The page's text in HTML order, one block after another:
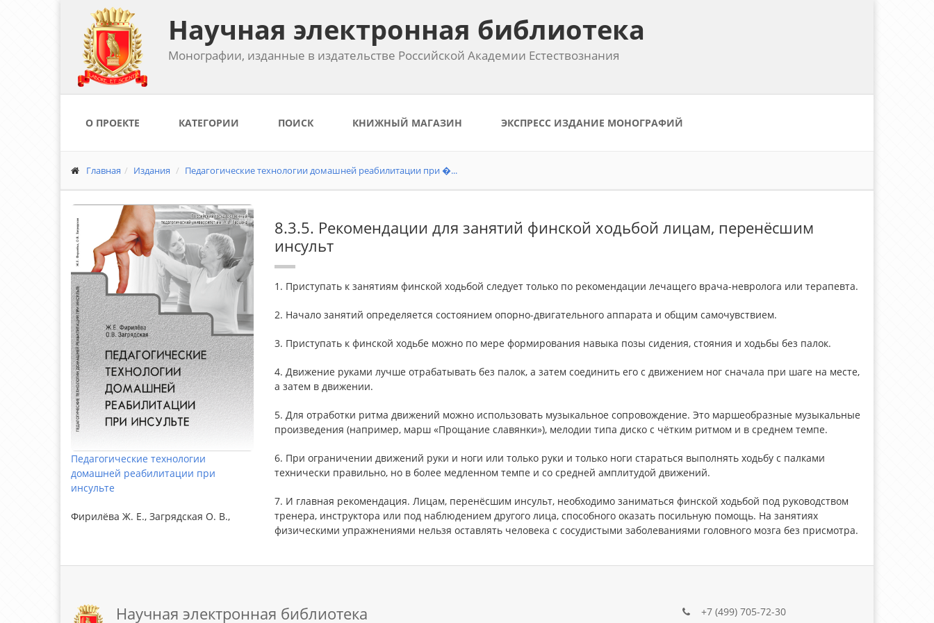
Научная электронная библиотека
Монографии, изданные в издательстве Российской Академии Естествознания
О ПРОЕКТЕ КАТЕГОРИИ ПОИСК КНИЖНЫЙ МАГАЗИН ЭКСПРЕСС ИЗДАНИЕ МОНОГРАФИЙ
Главная Издания Педагогические технологии домашней реабилитации при �...
Педагогические технологии
домашней реабилитации при
инсульте
Фирилёва Ж. Е., Загрядская О. В.,
8.3.5. Рекомендации для занятий финской ходьбой лицам, перенёсшим
инсульт
1. Приступать к занятиям финской ходьбой следует только по рекомендации лечащего врача-невролога или терапевта.
2. Начало занятий определяется состоянием опорно-двигательного аппарата и общим самочувствием.
3. Приступать к финской ходьбе можно по мере формирования навыка позы сидения, стояния и ходьбы без палок.
4. Движение руками лучше отрабатывать без палок, а затем соединить его с движением ног сначала при шаге на месте,
а затем в движении.
5. Для отработки ритма движений можно использовать музыкальное сопровождение. Это маршеобразные музыкальные
произведения (например, марш «Прощание славянки»), мелодии типа диско с чётким ритмом и в среднем темпе.
6. При ограничении движений руки и ноги или только руки и только ноги стараться выполнять ходьбу с палками
технически правильно, но в более медленном темпе и со средней амплитудой движений.
7. И главная рекомендация. Лицам, перенёсшим инсульт, необходимо заниматься финской ходьбой под руководством
тренера, инструктора или под наблюдением другого лица, способного оказать посильную помощь. На занятиях
физическими упражнениями нельзя оставлять человека с сосудистыми заболеваниями головного мозга без присмотра.
Научная электронная библиотека +7 (499) 705-72-30